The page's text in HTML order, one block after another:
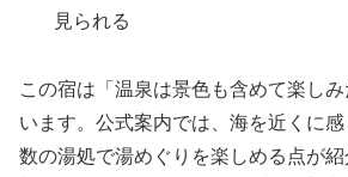
見られる
この宿は「温泉は景色も含めて楽し
います。公式案内では、海を近くに
数の湯処で湯めぐりを楽しめる点が